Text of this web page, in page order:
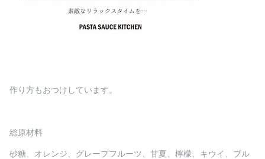
作り方もおつけしています。
総原材料
砂糖、オレンジ、グレープフルーツ、甘夏、檸檬、キウイ、ブル